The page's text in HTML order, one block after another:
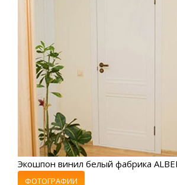
Экошпон винил белый фабрика
ФОТОГРАФИИ